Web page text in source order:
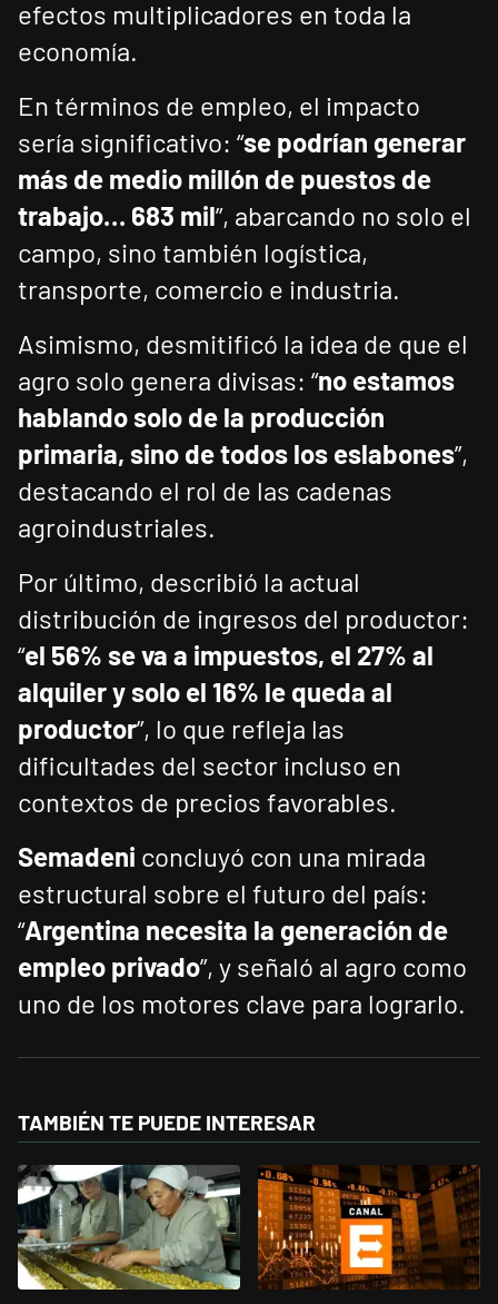
efectos multiplicadores en toda la
economía.
En términos de empleo, el impacto
sería significativo: “se podrían generar
más de medio millón de puestos de
trabajo… 683 mil”, abarcando no solo el
campo, sino también logística,
transporte, comercio e industria.
Asimismo, desmitificó la idea de que el
agro solo genera divisas: “no estamos
hablando solo de la producción
primaria, sino de todos los eslabones”,
destacando el rol de las cadenas
agroindustriales.
Por último, describió la actual
distribución de ingresos del productor:
“el 56% se va a impuestos, el 27% al
alquiler y solo el 16% le queda al
productor”, lo que refleja las
dificultades del sector incluso en
contextos de precios favorables.
Semadeni concluyó con una mirada
estructural sobre el futuro del país:
“Argentina necesita la generación de
empleo privado”, y señaló al agro como
uno de los motores clave para lograrlo.
TAMBIÉN TE PUEDE INTERESAR